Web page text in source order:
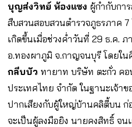
บุญส่งวิทย์ ห้องแซง ผู้กำกับกา
สืบสวนสอบสวนตำรวจภูธรภาค 7
เกิดขึ้นเมื่อช่วงค่ำวันที่ 29 ธ.ค.
อ.ทองผาภูมิ จ.กาญจนบุรี โดยใน
กลีบบัว ทายาท บริษัท ตะกั่ว คอ
ประเทศไทย จำกัด ในฐานะเจ้า
ปากเสียงกับผู้ใหญ่บ้านคลิตี้บน
จะเป็นผู้ลงมือยิง นายคงสิทธิ์ จน